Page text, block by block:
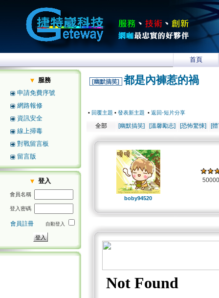
首頁
服務
申請免費序號
網路報修
資訊安全
線上掃毒
對戰留言板
留言版
登入
會員名稱
登入密碼
會員註冊 自動登入
[幽默搞笑] 都是內褲惹的禍
• 回覆主題 • 發表新主題 • 返回-短片分享
全部 [幽默搞笑] [溫馨勵志] [恐怖驚悚] [
boby94520